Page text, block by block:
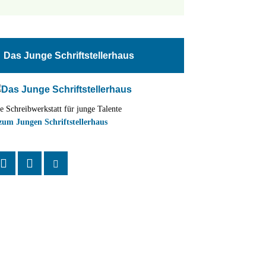
Das Junge Schriftstellerhaus
Schreibwerkstatt für junge Talente
Jungen Schriftstellerhaus